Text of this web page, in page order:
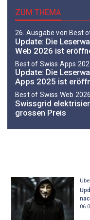
ZUM THEMA
26. Ausgabe von Best
Update: Die
Web 2026 ist
Best of Swiss Apps
Update: Die
Apps 2025 ist
Best of Swiss Web 2026
Swissgrid
grossen Preis